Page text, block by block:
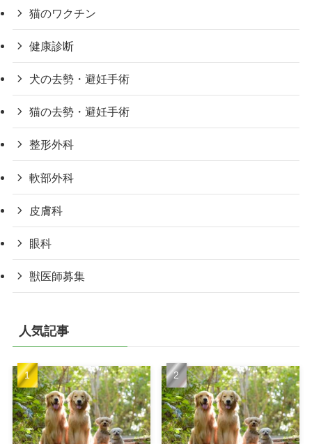
猫のワクチン
健康診断
犬の去勢・避妊手術
猫の去勢・避妊手術
整形外科
軟部外科
皮膚科
眼科
獣医師募集
人気記事